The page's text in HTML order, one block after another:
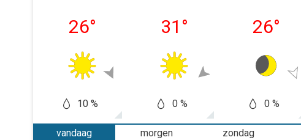
26°
10 %
31 °
0 %
26°
0 %
vandaag
morgen
zondag